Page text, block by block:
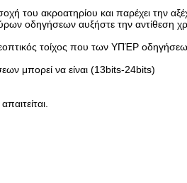
του ακροατηρίου και παρέχει την
οδηγήσεων αυξήστε την αντίθεση
τοίχος που των ΥΠΈΡ
μπορεί να είναι (13bits-24bits)